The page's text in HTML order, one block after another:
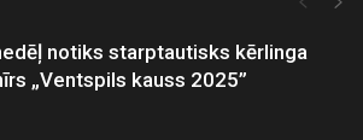
notiks starptautisks kērlinga
„Ventspils kauss 2025”